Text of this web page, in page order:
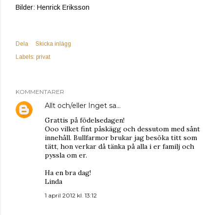
Bilder: Henrick Eriksson
Dela
Skicka inlägg
Labels: privat
KOMMENTARER
Allt och/eller Inget sa…
Grattis på födelsedagen!
Ooo vilket fint påskägg och dessutom med sånt
innehåll. Bullfarmor brukar jag besöka titt som
tätt, hon verkar då tänka på alla i er familj och
pyssla om er.
Ha en bra dag!
Linda
1 april 2012 kl. 13:12